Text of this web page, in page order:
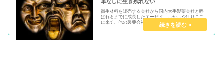
革なしに生き残れない
衛生材料を販売する会社から国内大手製薬会社と呼
ばれるまでに成長したエーザイ。しかしやはりここ
に来て、他の製薬会社の例に漏れずリストラによる
構造改革を余儀なくされているようです。リストラ